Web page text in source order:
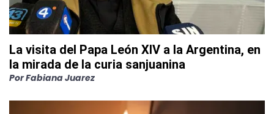
La visita del Papa León XIV a la Argentina, en
la mirada de la curia sanjuanina
PorFabiana Juarez